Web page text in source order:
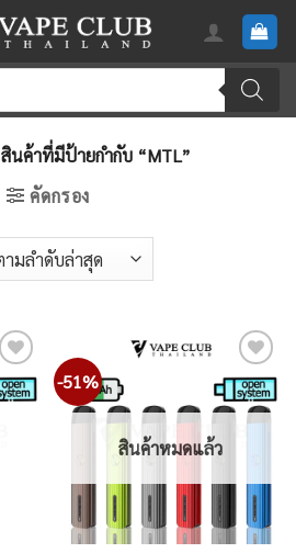
สินค้าที่มีป้ายกำกับ “MTL”
คัดกรอง
Add
to
-51%
Add
to
wishlist
สินค้าหมดแล้ว